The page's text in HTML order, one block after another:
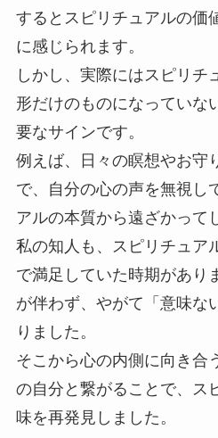
するとスピリチュアルの価
に感じられます。
しかし、実際にはスピリチ
形だけのものになっていな
要なサインです。
例えば、日々の瞑想やお守
で、自分の心の声を無視し
アルの本質から遠ざかって
私の知人も、スピリチュア
で満足していた時期があり
が伴わず、やがて「意味な
りました。
そこから心の内側に向き合
の自分と繋がることで、ス
味を再発見しました。